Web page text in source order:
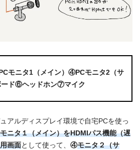
ニタ1（メイン）④PCモニタ2（サ
ド⑥ヘッドホン⑦マイク
アルディスプレイ環境で自宅PCを使っ
モニタ１（メイン）をHDMIパス機能（遅
画面として使って、 ④モニタ２（サ